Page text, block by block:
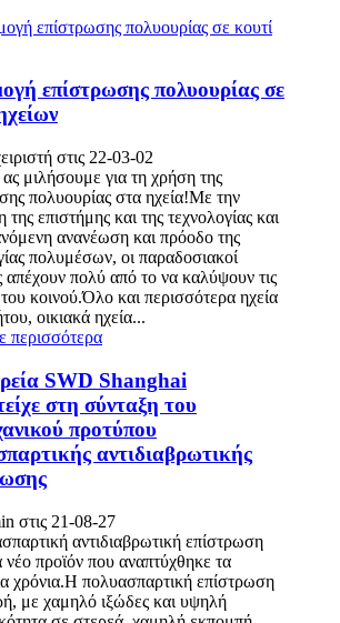
επίστρωσης πολυουρίας σε
στις 22-03-02
μιλήσουμε για τη χρήση της
πολυουρίας στα ηχεία!Με την
της επιστήμης και της τεχνολογίας και
ανανέωση και πρόοδο της
πολυμέσων, οι παραδοσιακοί
απέχουν πολύ από το να καλύψουν τις
κοινού.Όλο και περισσότερα ηχεία
οικιακά ηχεία...
περισσότερα
SWD Shanghai
στη σύνταξη του
προτύπου
αντιδιαβρωτικής
στις 21-08-27
αντιδιαβρωτική επίστρωση
νέο προϊόν που αναπτύχθηκε τα
χρόνια.Η πολυασπαρτική επίστρωση
με χαμηλό ιξώδες και υψηλή